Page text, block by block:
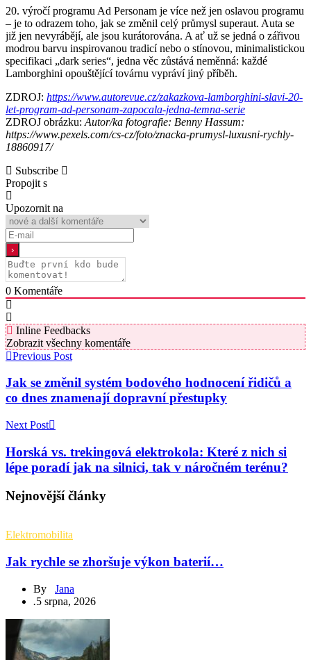
20. výročí programu Ad Personam je více než jen oslavou programu
– je to odrazem toho, jak se změnil celý průmysl superaut. Auta se
již jen nevyrábějí, ale jsou kurátorována. A ať už se jedná o zářivou
modrou barvu inspirovanou tradicí nebo o stínovou, minimalistickou
specifikaci „dark series“, jedna věc zůstává neměnná: každé
Lamborghini opouštějící továrnu vypráví jiný příběh.
ZDROJ: https://www.autorevue.cz/zakazkova-lamborghini-slavi-20-
let-program-ad-personam-zapocala-jedna-temna-serie
ZDROJ obrázku: Autor/ka fotografie: Benny Hassum:
https://www.pexels.com/cs-cz/foto/znacka-prumysl-luxusni-rychly-
18860917/
Subscribe
Propojit s
Upozornit na
0 Komentáře
Inline Feedbacks
Zobrazit všechny komentáře
Previous Post
Jak se změnil systém bodového hodnocení řidičů a
co dnes znamenají dopravní přestupky
Next Post
Horská vs. trekingová elektrokola: Které z nich si
lépe poradí jak na silnici, tak v náročném terénu?
Nejnovější články
Elektromobilita
Jak rychle se zhoršuje výkon baterií…
By Jana
.5 srpna, 2026